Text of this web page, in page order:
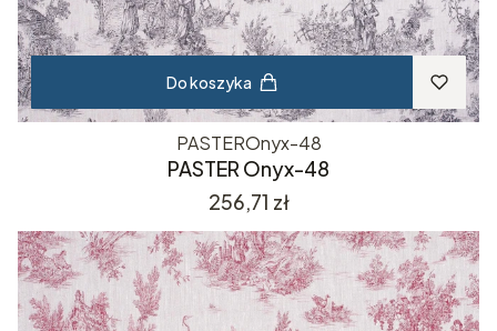
Do koszyka
PASTEROnyx-48
PASTER Onyx-48
Cena
256,71 zł